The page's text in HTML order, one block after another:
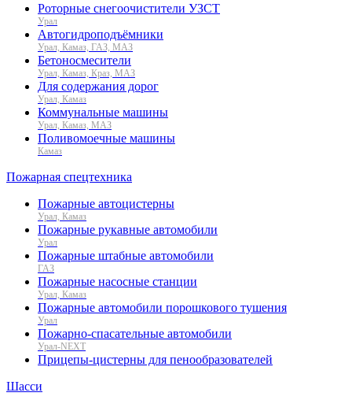
Роторные снегоочистители УЗСТ
Урал
Автогидроподъёмники
Урал, Камаз, ГАЗ, МАЗ
Бетоносмесители
Урал, Камаз, Краз, МАЗ
Для содержания дорог
Урал, Камаз
Коммунальные машины
Урал, Камаз, МАЗ
Поливомоечные машины
Камаз
Пожарная спецтехника
Пожарные автоцистерны
Урал, Камаз
Пожарные рукавные автомобили
Урал
Пожарные штабные автомобили
ГАЗ
Пожарные насосные станции
Урал, Камаз
Пожарные автомобили порошкового тушения
Урал
Пожарно-спасательные автомобили
Урал-NEXT
Прицепы-цистерны для пенообразователей
Шасси